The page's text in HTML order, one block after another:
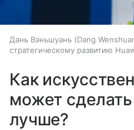
Дань Вэньшуань (Dang
стратегическому развитию
Как
может
лучше?